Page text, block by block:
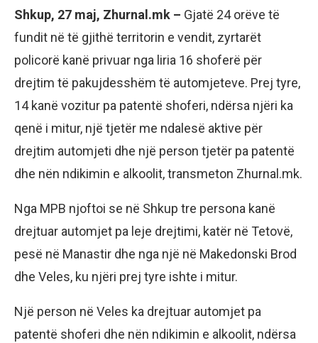
Shkup, 27 maj, Zhurnal.mk – Gjatë 24 orëve të
fundit në të gjithë territorin e vendit, zyrtarët
policorë kanë privuar nga liria 16 shoferë për
drejtim të pakujdesshëm të automjeteve. Prej tyre,
14 kanë vozitur pa patentë shoferi, ndërsa njëri ka
qenë i mitur, një tjetër me ndalesë aktive për
drejtim automjeti dhe një person tjetër pa patentë
dhe nën ndikimin e alkoolit, transmeton Zhurnal.mk.
Nga MPB njoftoi se në Shkup tre persona kanë
drejtuar automjet pa leje drejtimi, katër në Tetovë,
pesë në Manastir dhe nga një në Makedonski Brod
dhe Veles, ku njëri prej tyre ishte i mitur.
Një person në Veles ka drejtuar automjet pa
patentë shoferi dhe nën ndikimin e alkoolit, ndërsa